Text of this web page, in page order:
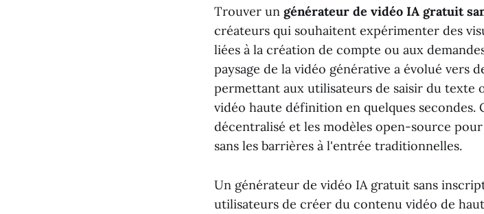
Trouver un générateur de vidéo IA gratuit
créateurs qui souhaitent expérimenter des
liées à la création de compte ou aux
paysage de la vidéo générative a évolué vers
permettant aux utilisateurs de saisir du texte
vidéo haute définition en quelques
décentralisé et les modèles open-source
sans les barrières à l'entrée traditionnelles.
Un générateur de vidéo IA gratuit sans
utilisateurs de créer du contenu vidéo de